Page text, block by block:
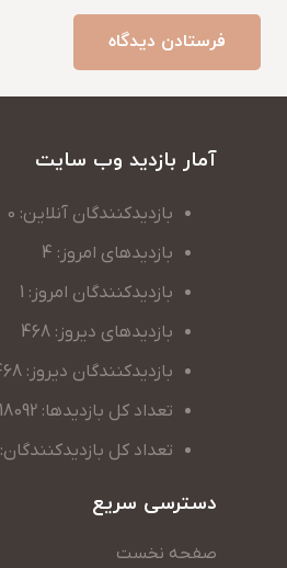
فرستادن دیدگاه
آمار بازدید وب سایت
بازدیدکنندگان آنلاین: 0
بازدیدهای امروز: 4
بازدیدکنندگان امروز: 1
بازدیدهای دیروز: 468
بازدیدکنندگان دیروز: 468
تعداد کل بازدیدها: 1618092
تعداد کل بازدیدکنندگان: 222160
دسترسی سریع
صفحه نخست